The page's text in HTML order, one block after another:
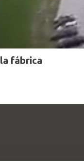
fábrica